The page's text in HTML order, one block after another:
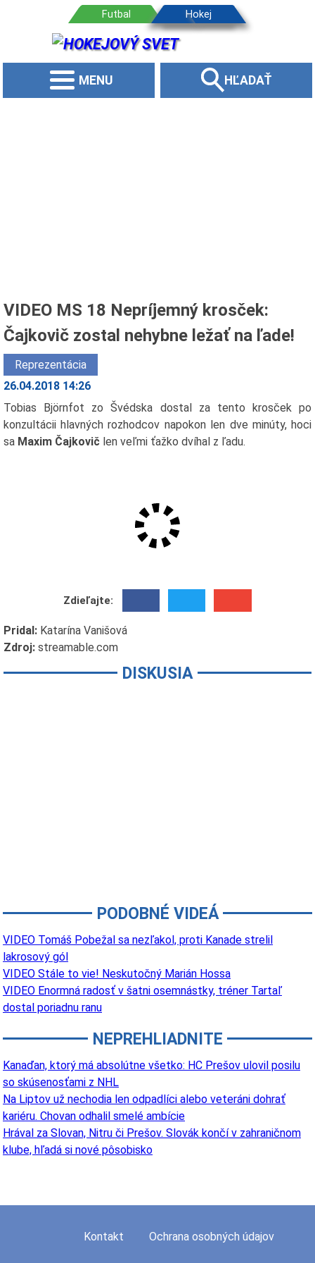
MENU HĽADAŤ
VIDEO MS 18 Nepríjemný krosček:
Čajkovič zostal nehybne ležať na ľade!
Reprezentácia
26.04.2018 14:26
Tobias Björnfot zo Švédska dostal za tento krosček po
konzultácii hlavných rozhodcov napokon len dve minúty, hoci
sa Maxim Čajkovič len veľmi ťažko dvíhal z ľadu.
Zdieľajte:
Pridal: Katarína Vanišová
Zdroj: streamable.com
DISKUSIA
PODOBNÉ VIDEÁ
VIDEO Tomáš Pobežal sa nezľakol, proti Kanade strelil
lakrosový gól
VIDEO Stále to vie! Neskutočný Marián Hossa
VIDEO Enormná radosť v šatni osemnástky, tréner Tartaľ
dostal poriadnu ranu
NEPREHLIADNITE
Kanaďan, ktorý má absolútne všetko: HC Prešov ulovil posilu
so skúsenosťami z NHL
Na Liptov už nechodia len odpadlíci alebo veteráni dohrať
kariéru. Chovan odhalil smelé ambície
Hrával za Slovan, Nitru či Prešov. Slovák končí v zahraničnom
klube, hľadá si nové pôsobisko
Kontakt Ochrana osobných údajov